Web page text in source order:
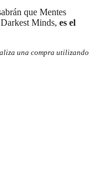
que Mentes
Minds, es el
una compra utilizando